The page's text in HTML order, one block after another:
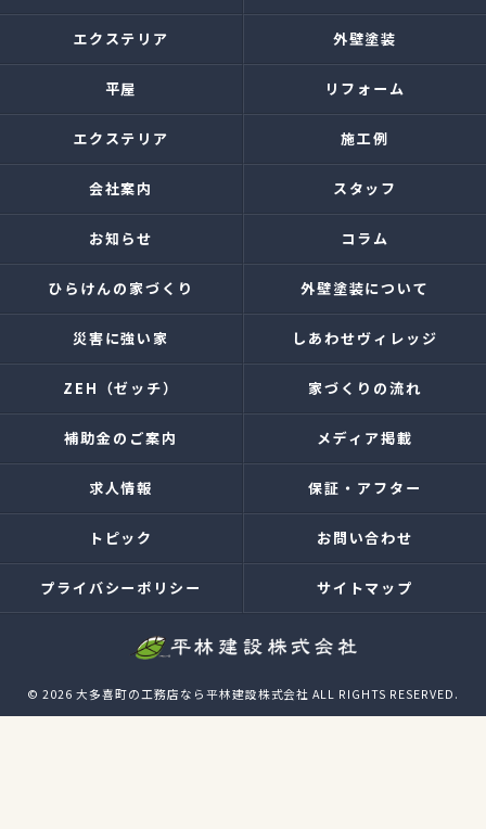
エクステリア 外壁塗装
平屋 リフォーム
エクステリア 施工例
会社案内 スタッフ
お知らせ コラム
ひらけんの家づくり 外壁塗装について
災害に強い家 しあわせヴィレッジ
ZEH（ゼッチ） 家づくりの流れ
補助金のご案内 メディア掲載
求人情報 保証・アフター
トピック お問い合わせ
プライバシーポリシー サイトマップ
© 2026 大多喜町の工務店なら平林建設株式会社 ALL RIGHTS RESERVED.